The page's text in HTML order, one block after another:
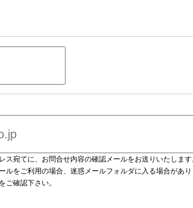
宛てに、お問合せ内容の確認メールをお送りいたします
をご利用の場合、迷惑メールフォルダに入る場合があり
ご確認下さい。